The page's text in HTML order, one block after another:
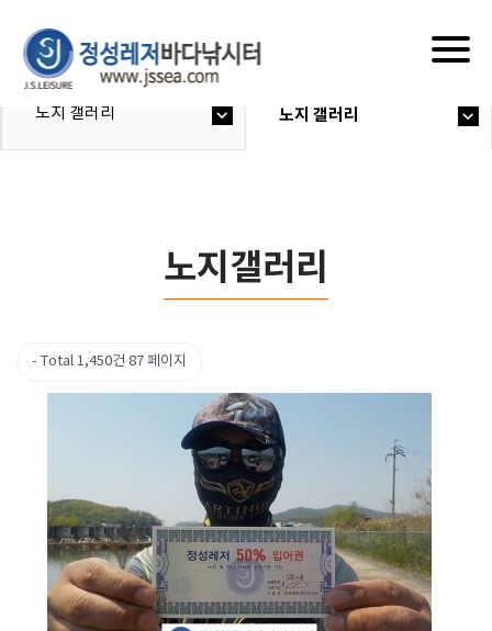
노지 갤러리 노지 갤러리
노지갤러리
Total 1,450건 87 페이지